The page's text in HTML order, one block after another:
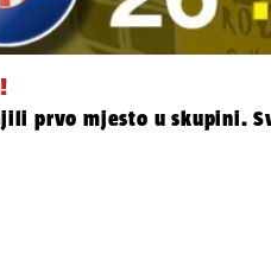
prvo mjesto u skupini.